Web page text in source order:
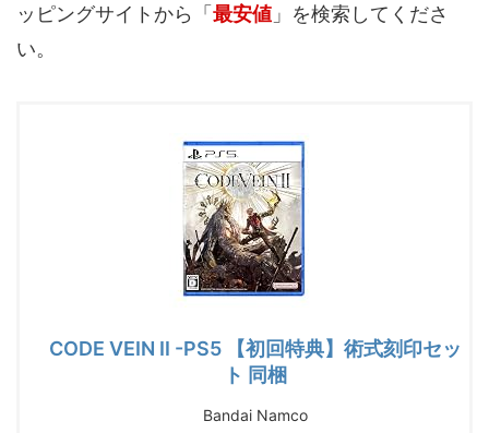
ッピングサイトから「最安値 」を検索してくださ
い。
CODE VEIN Ⅱ -PS5 【初回特典】術式刻印セッ
ト 同梱
Bandai Namco